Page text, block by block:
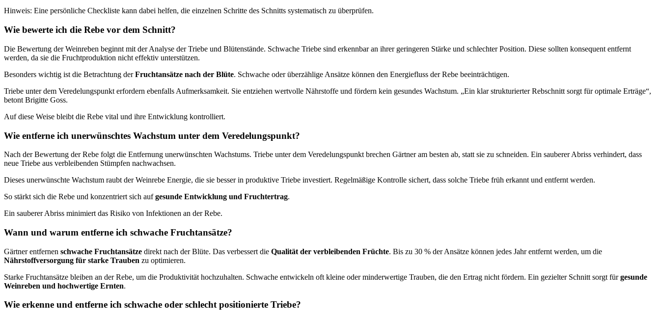
Hinweis: Eine persönliche Checkliste kann dabei helfen, die einzelnen Schritte des Schnitts systematisch zu überprüfen.
Wie bewerte ich die Rebe vor dem Schnitt?
Die Bewertung der Weinreben beginnt mit der Analyse der Triebe und Blütenstände. Schwache Triebe sind erkennbar an ihrer geringeren Stärke und schlechter Position. Diese sollten konsequent entfernt
werden, da sie die Fruchtproduktion nicht effektiv unterstützen.
Besonders wichtig ist die Betrachtung derFruchtansätze nach der Blüte. Schwache oder überzählige Ansätze können den Energiefluss der Rebe beeinträchtigen.
Triebe unter dem Veredelungspunkt erfordern ebenfalls Aufmerksamkeit. Sie entziehen wertvolle Nährstoffe und fördern kein gesundes Wachstum. „Ein klar strukturierter Rebschnitt sorgt für optimale Erträge“,
betont Brigitte Goss.
Auf diese Weise bleibt die Rebe vital und ihre Entwicklung kontrolliert.
Wie entferne ich unerwünschtes Wachstum unter dem Veredelungspunkt?
Nach der Bewertung der Rebe folgt die Entfernung unerwünschten Wachstums. Triebe unter dem Veredelungspunkt brechen Gärtner am besten ab, statt sie zu schneiden. Ein sauberer Abriss verhindert, dass
neue Triebe aus verbleibenden Stümpfen nachwachsen.
Dieses unerwünschte Wachstum raubt der Weinrebe Energie, die sie besser in produktive Triebe investiert. Regelmäßige Kontrolle sichert, dass solche Triebe früh erkannt und entfernt werden.
So stärkt sich die Rebe und konzentriert sich aufgesunde Entwicklung und Fruchtertrag.
Ein sauberer Abriss minimiert das Risiko von Infektionen an der Rebe.
Wann und warum entferne ich schwache Fruchtansätze?
Gärtner entfernen schwache Fruchtansätze direkt nach der Blüte. Das verbessert die Qualität der verbleibenden Früchte. Bis zu 30 % der Ansätze können jedes Jahr entfernt werden, um die
Nährstoffversorgung für starke Trauben zu optimieren.
Starke Fruchtansätze bleiben an der Rebe, um die Produktivität hochzuhalten. Schwache entwickeln oft kleine oder minderwertige Trauben, die den Ertrag nicht fördern. Ein gezielter Schnitt sorgt fürgesunde
Weinreben und hochwertige Ernten.
Wie erkenne und entferne ich schwache oder schlecht positionierte Triebe?